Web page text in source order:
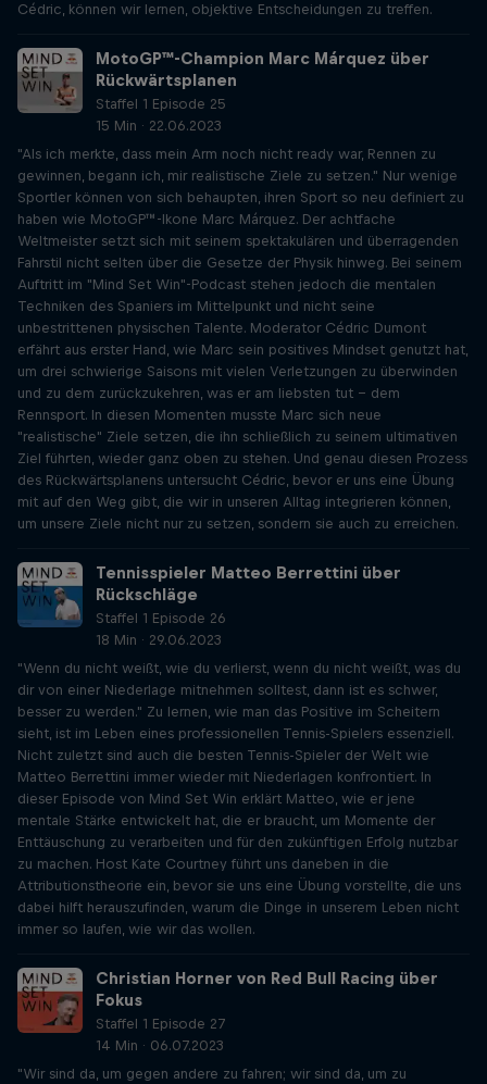
Cédric, können wir lernen, objektive Entscheidungen zu treffen.
MotoGP™-Champion Marc Márquez über
Rückwärtsplanen
Staffel 1 Episode 25
15 Min · 22.06.2023
"Als ich merkte, dass mein Arm noch nicht ready war, Rennen zu
gewinnen, begann ich, mir realistische Ziele zu setzen." Nur wenige
Sportler können von sich behaupten, ihren Sport so neu definiert zu
haben wie MotoGP™-Ikone Marc Márquez. Der achtfache
Weltmeister setzt sich mit seinem spektakulären und überragenden
Fahrstil nicht selten über die Gesetze der Physik hinweg. Bei seinem
Auftritt im "Mind Set Win"-Podcast stehen jedoch die mentalen
Techniken des Spaniers im Mittelpunkt und nicht seine
unbestrittenen physischen Talente. Moderator Cédric Dumont
erfährt aus erster Hand, wie Marc sein positives Mindset genutzt hat,
um drei schwierige Saisons mit vielen Verletzungen zu überwinden
und zu dem zurückzukehren, was er am liebsten tut - dem
Rennsport. In diesen Momenten musste Marc sich neue
"realistische" Ziele setzen, die ihn schließlich zu seinem ultimativen
Ziel führten, wieder ganz oben zu stehen. Und genau diesen Prozess
des Rückwärtsplanens untersucht Cédric, bevor er uns eine Übung
mit auf den Weg gibt, die wir in unseren Alltag integrieren können,
um unsere Ziele nicht nur zu setzen, sondern sie auch zu erreichen.
Tennisspieler Matteo Berrettini über
Rückschläge
Staffel 1 Episode 26
18 Min · 29.06.2023
"Wenn du nicht weißt, wie du verlierst, wenn du nicht weißt, was du
dir von einer Niederlage mitnehmen solltest, dann ist es schwer,
besser zu werden." Zu lernen, wie man das Positive im Scheitern
sieht, ist im Leben eines professionellen Tennis-Spielers essenziell.
Nicht zuletzt sind auch die besten Tennis-Spieler der Welt wie
Matteo Berrettini immer wieder mit Niederlagen konfrontiert. In
dieser Episode von Mind Set Win erklärt Matteo, wie er jene
mentale Stärke entwickelt hat, die er braucht, um Momente der
Enttäuschung zu verarbeiten und für den zukünftigen Erfolg nutzbar
zu machen. Host Kate Courtney führt uns daneben in die
Attributionstheorie ein, bevor sie uns eine Übung vorstellte, die uns
dabei hilft herauszufinden, warum die Dinge in unserem Leben nicht
immer so laufen, wie wir das wollen.
Christian Horner von Red Bull Racing über
Fokus
Staffel 1 Episode 27
14 Min · 06.07.2023
"Wir sind da, um gegen andere zu fahren; wir sind da, um zu